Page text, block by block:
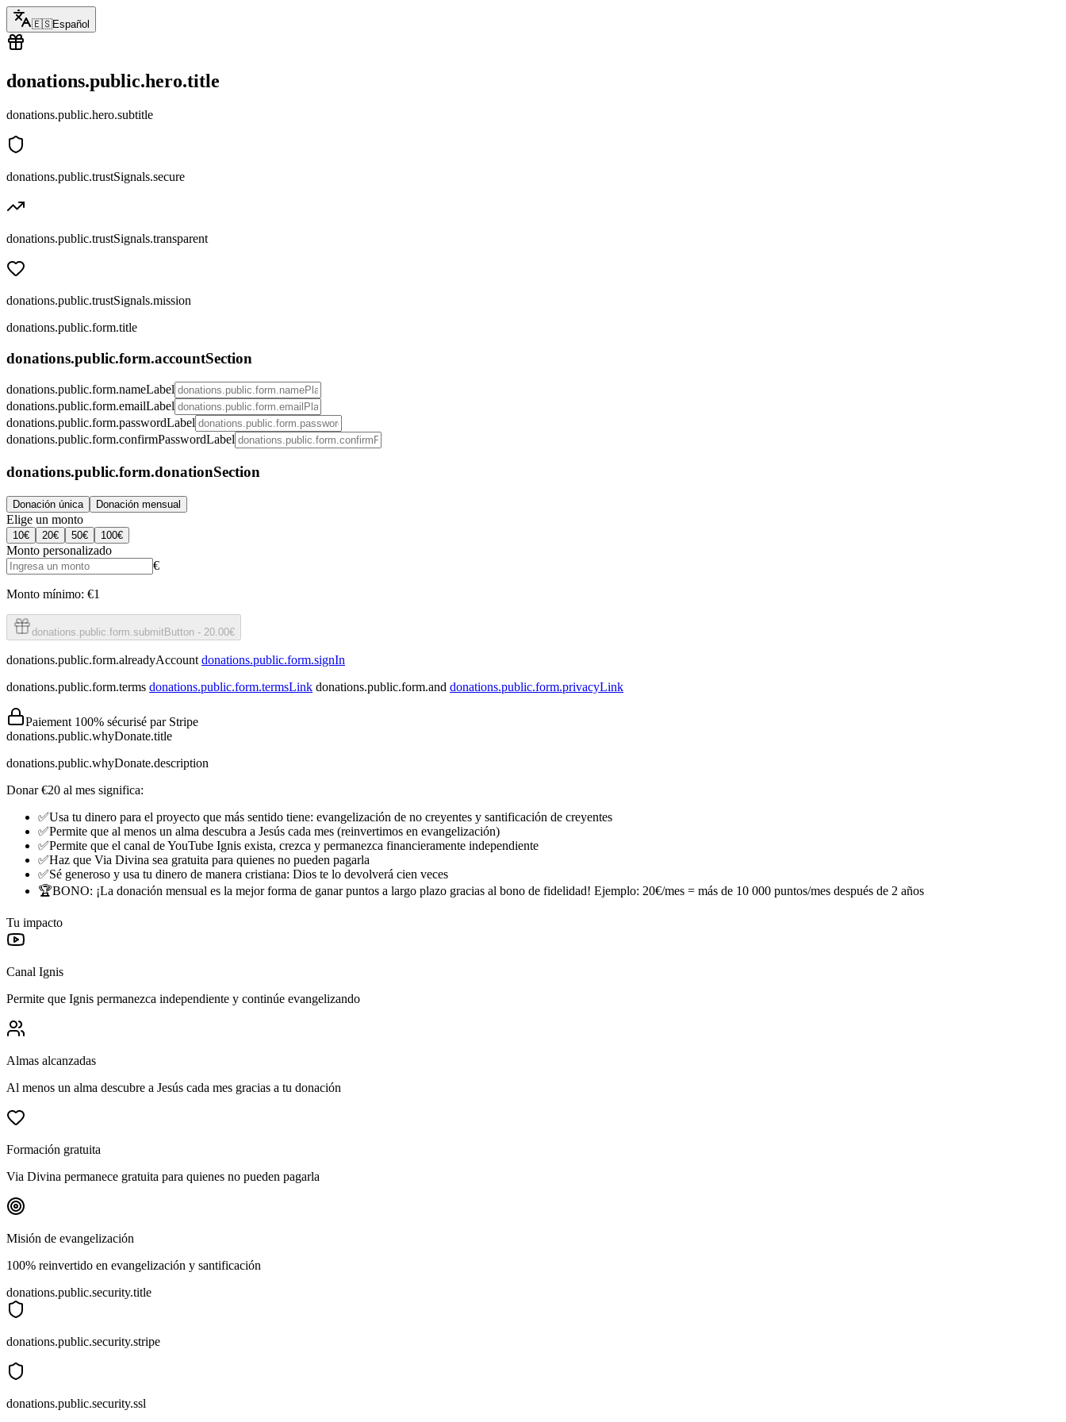
🇪🇸Español
donations.public.hero.title
donations.public.hero.subtitle
donations.public.trustSignals.secure
donations.public.trustSignals.transparent
donations.public.trustSignals.mission
donations.public.form.title
donations.public.form.accountSection
donations.public.form.nameLabel
donations.public.form.emailLabel
donations.public.form.passwordLabel
donations.public.form.confirmPasswordLabel
donations.public.form.donationSection
Donación única Donación mensual
Elige un monto
10€ 20€ 50€ 100€
Monto personalizado
€
Monto mínimo: €1
donations.public.form.submitButton - 20.00€
donations.public.form.alreadyAccount donations.public.form.signIn
donations.public.form.terms donations.public.form.termsLink donations.public.form.and donations.public.form.privacyLink
Paiement 100% sécurisé par Stripe
donations.public.whyDonate.title
donations.public.whyDonate.description
Donar €20 al mes significa:
✅Usa tu dinero para el proyecto que más sentido tiene: evangelización de no creyentes y santificación de creyentes
✅Permite que al menos un alma descubra a Jesús cada mes (reinvertimos en evangelización)
✅Permite que el canal de YouTube Ignis exista, crezca y permanezca financieramente independiente
✅Haz que Via Divina sea gratuita para quienes no pueden pagarla
✅Sé generoso y usa tu dinero de manera cristiana: Dios te lo devolverá cien veces
🏆BONO: ¡La donación mensual es la mejor forma de ganar puntos a largo plazo gracias al bono de fidelidad! Ejemplo: 20€/mes = más de 10 000 puntos/mes después de 2 años
Tu impacto
Canal Ignis
Permite que Ignis permanezca independiente y continúe evangelizando
Almas alcanzadas
Al menos un alma descubre a Jesús cada mes gracias a tu donación
Formación gratuita
Via Divina permanece gratuita para quienes no pueden pagarla
Misión de evangelización
100% reinvertido en evangelización y santificación
donations.public.security.title
donations.public.security.stripe
donations.public.security.ssl